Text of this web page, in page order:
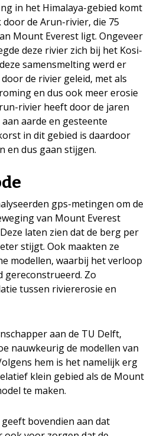
in het Himalaya-gebied komt
de Arun-rivier, die 75
Mount Everest ligt. Ongeveer
deze rivier zich bij het Kosi-
samensmelting werd er
de rivier geleid, met als
en dus ook meer erosie
rivier heeft door de jaren
aarde en gesteente
in dit gebied is daardoor
en dus gaan stijgen.
gps-metingen om de
van Mount Everest
laten zien dat de berg per
stijgt. Ook maakten ze
modellen, waarbij het verloop
gereconstrueerd. Zo
tussen riviererosie en
aan de TU Delft,
nauwkeurig de modellen van
hem is het namelijk erg
klein gebied als de Mount
te maken.
bovendien aan dat